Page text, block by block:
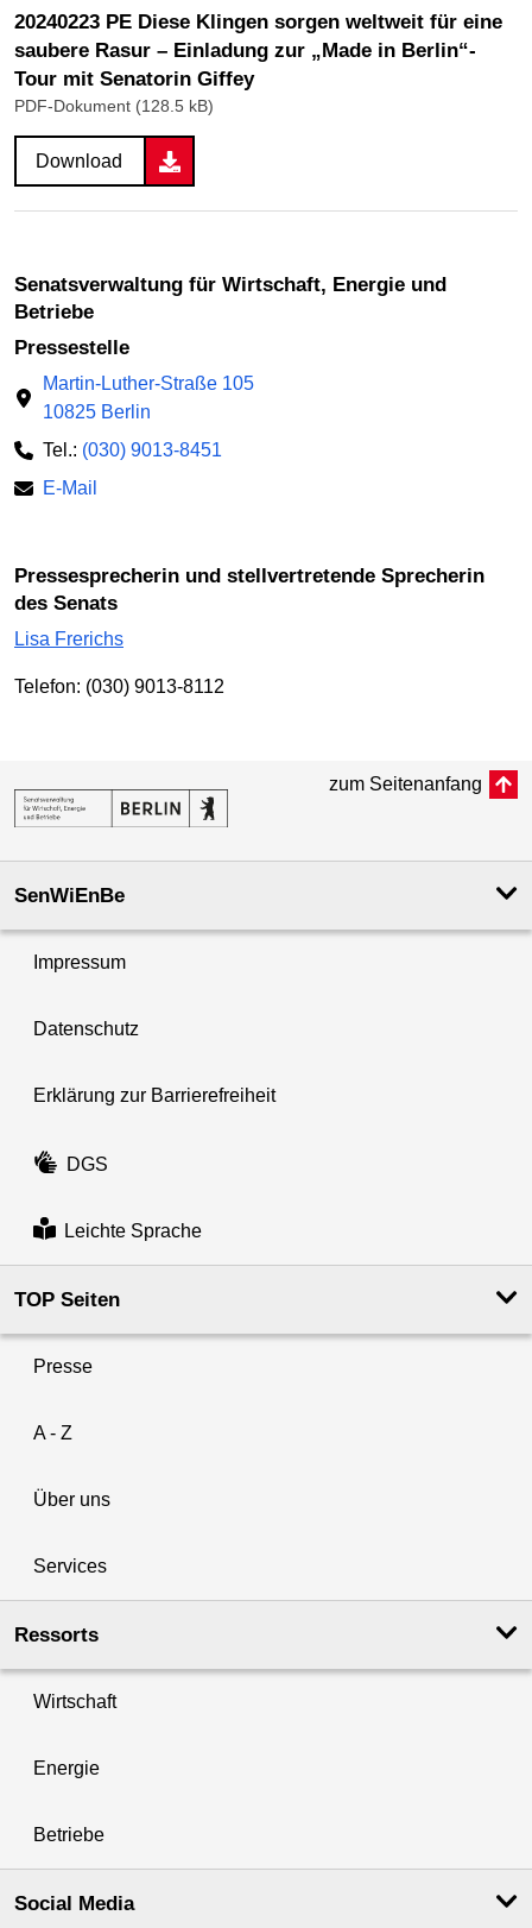
20240223 PE Diese Klingen sorgen weltweit für eine
saubere Rasur – Einladung zur „Made in Berlin“-
Tour mit Senatorin Giffey
PDF-Dokument (128.5 kB)
Download
Senatsverwaltung für Wirtschaft, Energie und
Betriebe
Pressestelle
Martin-Luther-Straße 105
10825 Berlin
Tel.: (030) 9013-8451
E-Mail
Pressesprecherin und stellvertretende Sprecherin
des Senats
Lisa Frerichs
Telefon: (030) 9013-8112
zum Seitenanfang
SenWiEnBe
Impressum
Datenschutz
Erklärung zur Barrierefreiheit
DGS
Leichte Sprache
TOP Seiten
Presse
A - Z
Über uns
Services
Ressorts
Wirtschaft
Energie
Betriebe
Social Media